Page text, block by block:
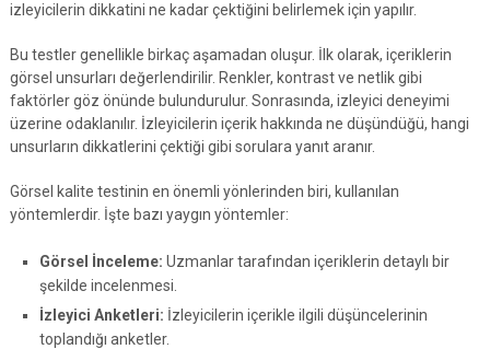
izleyicilerin dikkatini ne kadar çektiğini belirlemek için yapılır.
Bu testler genellikle birkaç aşamadan oluşur. İlk olarak, içeriklerin
görsel unsurları değerlendirilir. Renkler, kontrast ve netlik gibi
faktörler göz önünde bulundurulur. Sonrasında, izleyici deneyimi
üzerine odaklanılır. İzleyicilerin içerik hakkında ne düşündüğü, hangi
unsurların dikkatlerini çektiği gibi sorulara yanıt aranır.
Görsel kalite testinin en önemli yönlerinden biri, kullanılan
yöntemlerdir. İşte bazı yaygın yöntemler:
Görsel İnceleme: Uzmanlar tarafından içeriklerin detaylı bir
şekilde incelenmesi.
İzleyici Anketleri: İzleyicilerin içerikle ilgili düşüncelerinin
toplandığı anketler.